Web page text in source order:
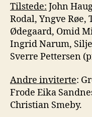
Tilstede: John
Rodal, Yngve
Ødegaard, Omid
Ingrid Narum,
Sverre Pettersen
Andre inviterte:
Frode Eika
Christian Smeby.